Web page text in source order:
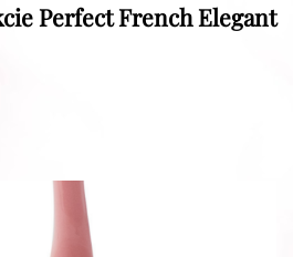
Perfect French Elegant